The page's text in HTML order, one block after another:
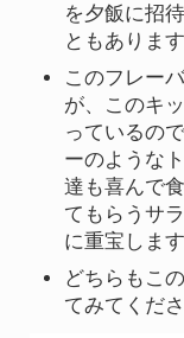
を夕飯に招
ともありま
このフレー
が、このキ
っているの
ーのような
達も喜んで
てもらうサ
に重宝します
どちらもこ
てみてくださ